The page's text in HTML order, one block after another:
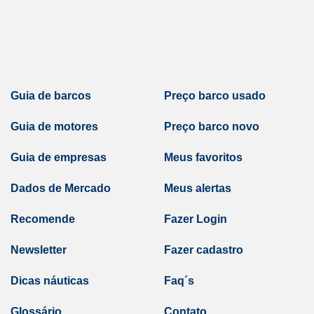
Guia de barcos
Guia de motores
Guia de empresas
Dados de Mercado
Preço barco usado
Preço barco novo
Meus favoritos
Meus alertas
Recomende
Newsletter
Dicas náuticas
Glossário
Fazer Login
Fazer cadastro
Faq´s
Contato